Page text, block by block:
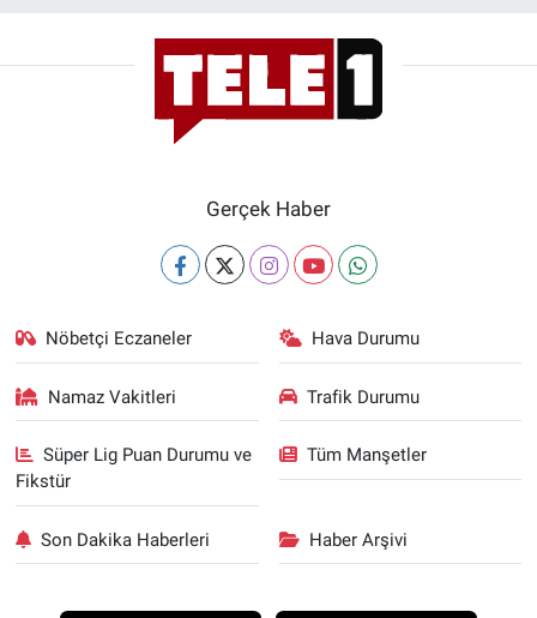
Gerçek Haber
Nöbetçi Eczaneler Hava Durumu
Namaz Vakitleri Trafik Durumu
Süper Lig Puan Durumu ve
Fikstür
Tüm Manşetler
Son Dakika Haberleri Haber Arşivi